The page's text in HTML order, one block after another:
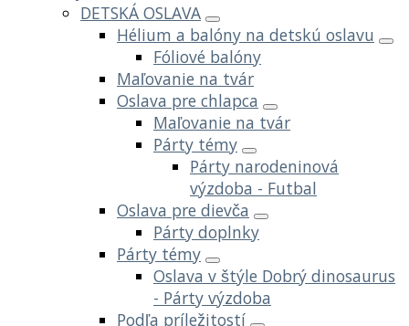
DETSKÁ OSLAVA
Hélium a balóny na detskú oslavu
Fóliové balóny
Maľovanie na tvár
Oslava pre chlapca
Maľovanie na tvár
Párty témy
Párty narodeninová
výzdoba - Futbal
Oslava pre dievča
Párty doplnky
Párty témy
Oslava v štýle Dobrý dinosaurus
- Párty výzdoba
Podľa príležitostí